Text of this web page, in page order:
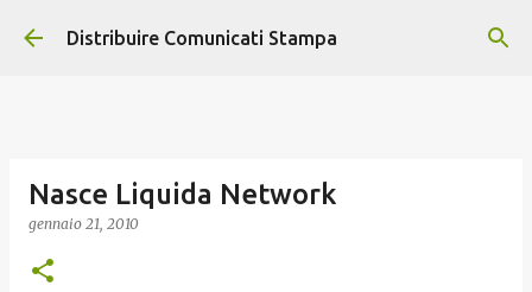
Passa ai contenuti principali
Distribuire Comunicati Stampa
Nasce Liquida Network
gennaio 21, 2010